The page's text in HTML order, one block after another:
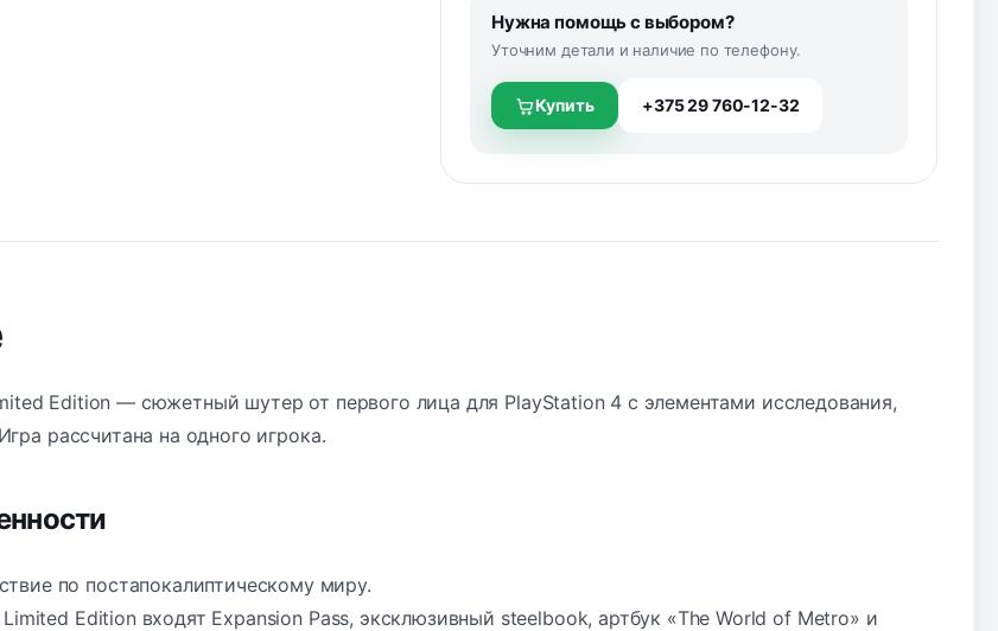
Нужна помощь с выбором?
Уточним детали и наличие по телефону.
Купить +375 29 760-12-32
Edition — сюжетный шутер от первого лица для PlayStation 4 с элементами исследования,
рассчитана на одного игрока.
по постапокалиптическому миру.
Edition входят Expansion Pass, эксклюзивный steelbook, артбук «The World of Metro» и